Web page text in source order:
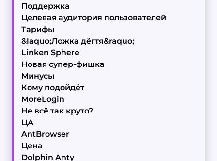
Поддержка
Целевая аудитория пользователей
Тарифы
&laquo;Ложка дёгтя&raquo;
Linken Sphere
Новая супер-фишка
Минусы
Кому подойдёт
MoreLogin
Не всё так круто?
ЦА
AntBrowser
Цена
Dolphin Anty